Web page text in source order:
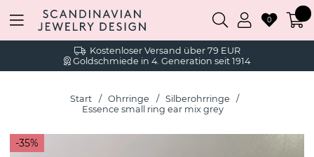
Kostenloser Versand über 79 EUR
Goldschmiede in 4. Generation seit 1914
0
Start Ohrringe
Silberohrringe
Essence small ring ear mix grey
35